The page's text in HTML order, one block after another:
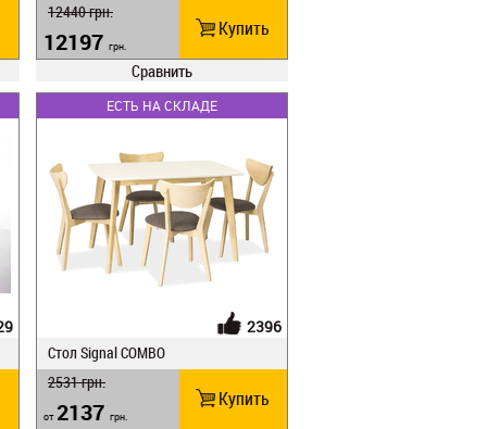
12440грн.
12197 грн.
Купить
Сравнить
ЕСТЬ НА СКЛАДЕ
2396
Стол Signal COMBO
2531грн.
от2137 грн.
Купить